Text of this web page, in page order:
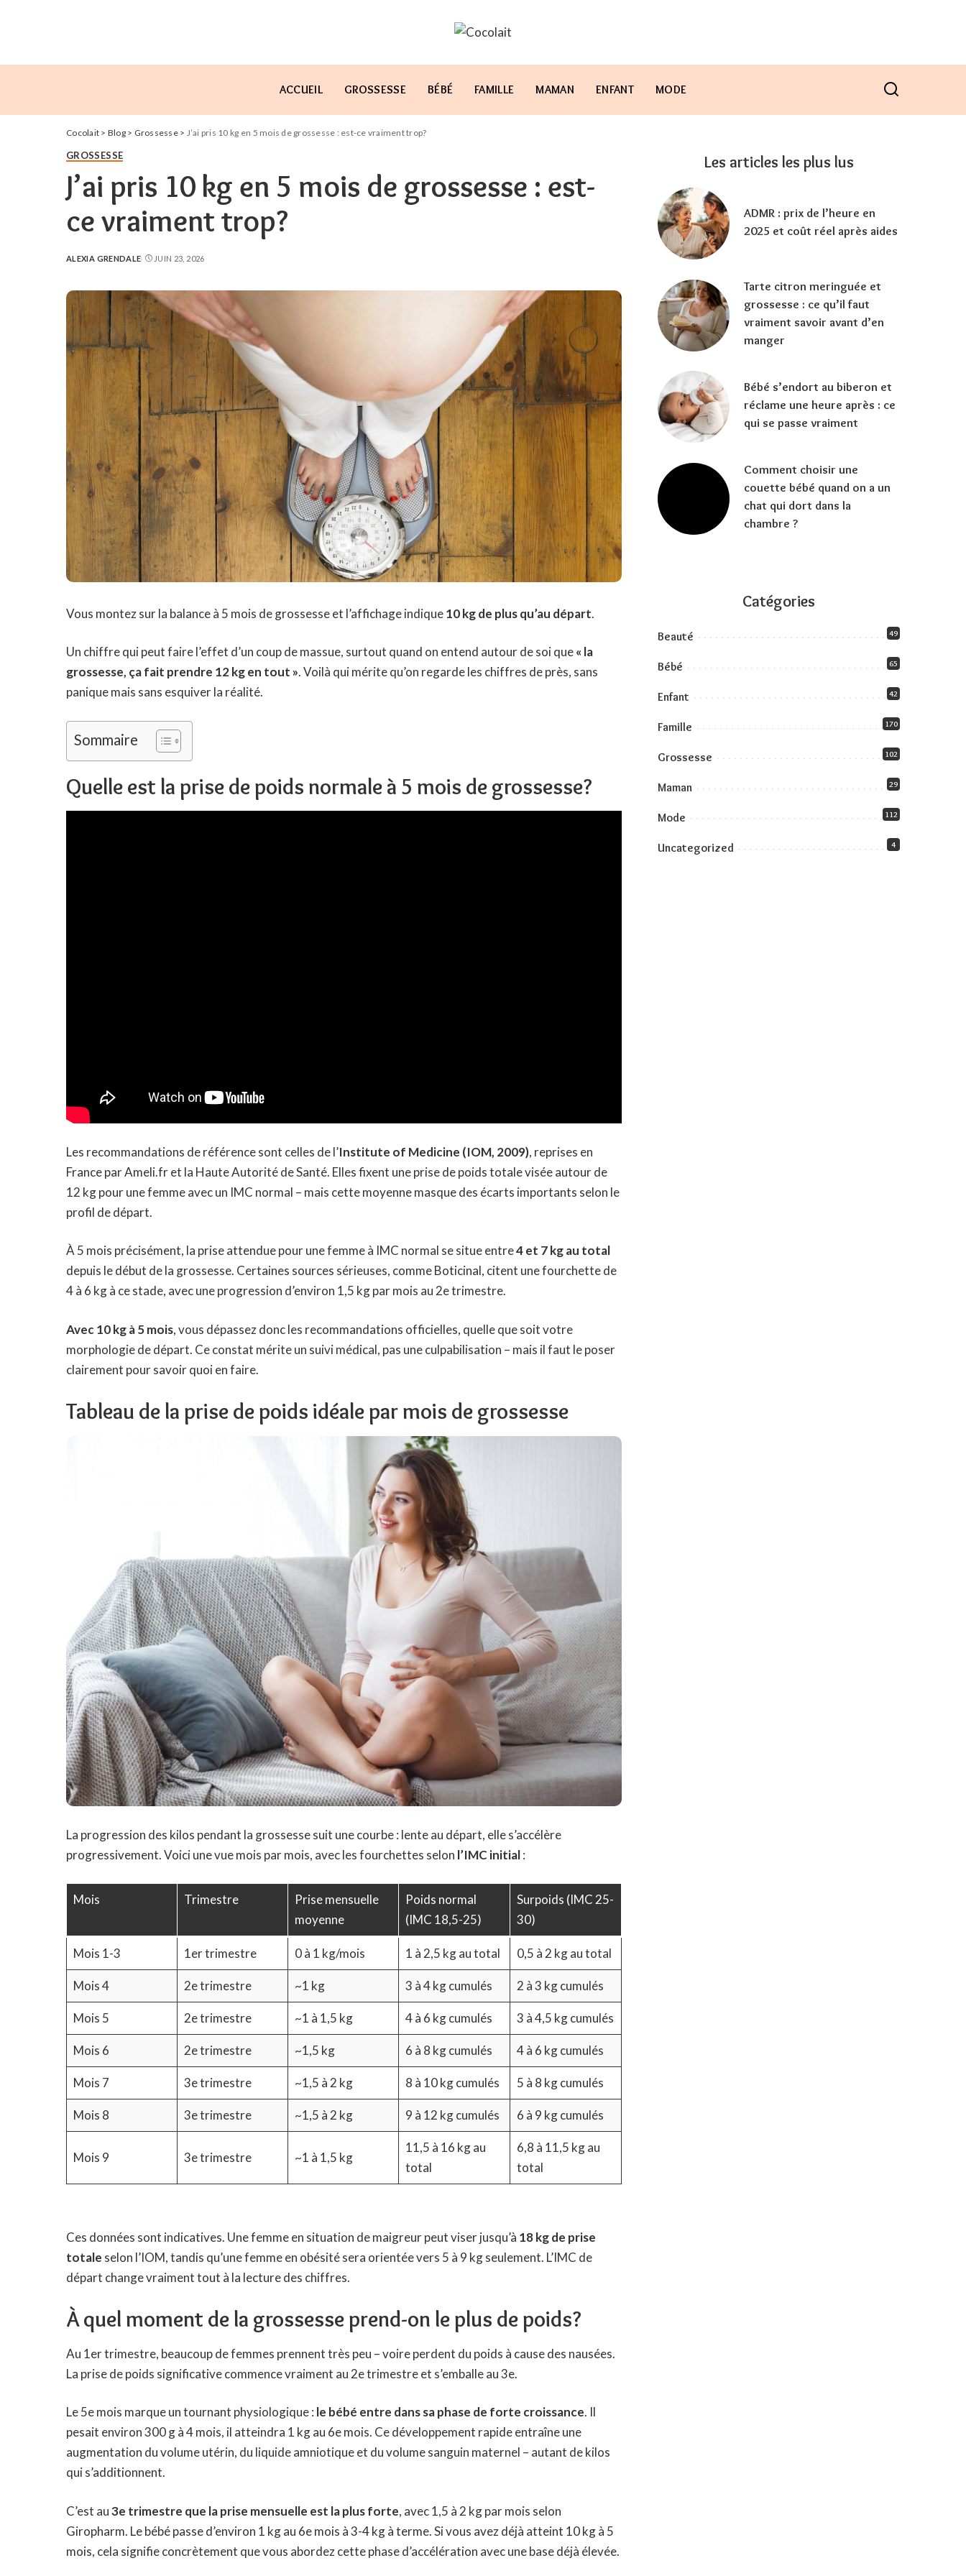
ACCUEIL GROSSESSE BÉBÉ FAMILLE MAMAN ENFANT MODE
Cocolait > Blog> Grossesse> J’ai pris 10 kg en 5 mois de grossesse : est-ce vraiment trop?
GROSSESSE
J’ai pris 10 kg en 5 mois de grossesse : est-
ce vraiment trop?
POSTED
ALEXIA GRENDALE JUIN 23, 2026
Vous montez sur la balance à 5 mois de grossesse et l’affichage indique10 kg de plus qu’au départ.
Un chiffre qui peut faire l’effet d’un coup de massue, surtout quand on entend autour de soi que« la
grossesse, ça fait prendre 12 kg en tout ». Voilà qui mérite qu’on regarde les chiffres de près, sans
panique mais sans esquiver la réalité.
Sommaire
Quelle est la prise de poids normale à 5 mois de grossesse?
Les recommandations de référence sont celles de l’Institute of Medicine (IOM, 2009), reprises en
France par Ameli.fr et la Haute Autorité de Santé. Elles fixent une prise de poids totale visée autour de
12 kg pour une femme avec un IMC normal – mais cette moyenne masque des écarts importants selon le
profil de départ.
À 5 mois précisément, la prise attendue pour une femme à IMC normal se situe entre4 et 7 kg au total
depuis le début de la grossesse. Certaines sources sérieuses, comme Boticinal, citent une fourchette de
4 à 6 kg à ce stade, avec une progression d’environ 1,5 kg par mois au 2e trimestre.
Avec 10 kg à 5 mois, vous dépassez donc les recommandations officielles, quelle que soit votre
morphologie de départ. Ce constat mérite un suivi médical, pas une culpabilisation – mais il faut le poser
clairement pour savoir quoi en faire.
Tableau de la prise de poids idéale par mois de grossesse
La progression des kilos pendant la grossesse suit une courbe : lente au départ, elle s’accélère
progressivement. Voici une vue mois par mois, avec les fourchettes selon l’IMC initial:
Mois Trimestre
Prise mensuelle
moyenne
Poids normal
(IMC 18,5-25)
Surpoids (IMC 25-
30)
Mois 1-3 1er trimestre 0 à 1 kg/mois 1 à 2,5 kg au total 0,5 à 2 kg au total
Mois 4 2e trimestre ~1 kg 3 à 4 kg cumulés 2 à 3 kg cumulés
Mois 5 2e trimestre ~1 à 1,5 kg 4 à 6 kg cumulés 3 à 4,5 kg cumulés
Mois 6 2e trimestre ~1,5 kg 6 à 8 kg cumulés 4 à 6 kg cumulés
Mois 7 3e trimestre ~1,5 à 2 kg 8 à 10 kg cumulés 5 à 8 kg cumulés
Mois 8 3e trimestre ~1,5 à 2 kg 9 à 12 kg cumulés 6 à 9 kg cumulés
Mois 9 3e trimestre ~1 à 1,5 kg
11,5 à 16 kg au
total
6,8 à 11,5 kg au
total
Ces données sont indicatives. Une femme en situation de maigreur peut viser jusqu’à 18 kg de prise
totale selon l’IOM, tandis qu’une femme en obésité sera orientée vers 5 à 9 kg seulement. L’IMC de
départ change vraiment tout à la lecture des chiffres.
À quel moment de la grossesse prend-on le plus de poids?
Au 1er trimestre, beaucoup de femmes prennent très peu – voire perdent du poids à cause des nausées.
La prise de poids significative commence vraiment au 2e trimestre et s’emballe au 3e.
Le 5e mois marque un tournant physiologique : le bébé entre dans sa phase de forte croissance. Il
pesait environ 300 g à 4 mois, il atteindra 1 kg au 6e mois. Ce développement rapide entraîne une
augmentation du volume utérin, du liquide amniotique et du volume sanguin maternel – autant de kilos
qui s’additionnent.
C’est au3e trimestre que la prise mensuelle est la plus forte, avec 1,5 à 2 kg par mois selon
Giropharm. Le bébé passe d’environ 1 kg au 6e mois à 3-4 kg à terme. Si vous avez déjà atteint 10 kg à 5
mois, cela signifie concrètement que vous abordez cette phase d’accélération avec une base déjà élevée.
Les articles les plus lus
ADMR : prix de l’heure en
2025 et coût réel après aides
Tarte citron meringuée et
grossesse : ce qu’il faut
vraiment savoir avant d’en
manger
Bébé s’endort au biberon et
réclame une heure après : ce
qui se passe vraiment
Comment choisir une
couette bébé quand on a un
chat qui dort dans la
chambre ?
Catégories
Beauté 49
Bébé 65
Enfant 42
Famille 170
Grossesse 102
Maman 29
Mode 112
Uncategorized 4